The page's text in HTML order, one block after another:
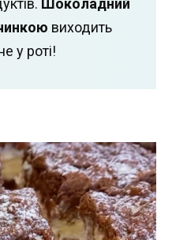
виходить
у роті!